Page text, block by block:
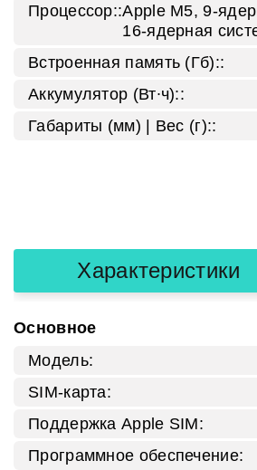
Процессор::Apple M5,
16‑ядерная
Встроенная память (Гб)::
Аккумулятор (Вт∙ч)::
Габариты (мм) | Вес (г)::
Характеристики
Основное
Модель:
SIM-карта:
Поддержка Apple SIM:
Программное обеспечение: